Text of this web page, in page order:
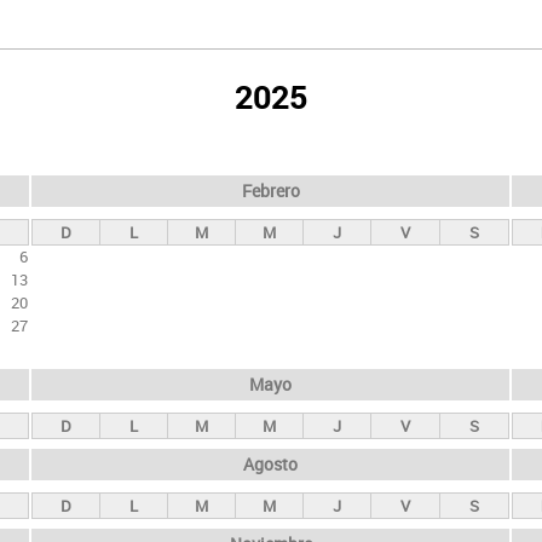
2025
6
13
20
27
Febrero
D L M M J V S
Mayo
D L M M J V S
Agosto
D L M M J V S